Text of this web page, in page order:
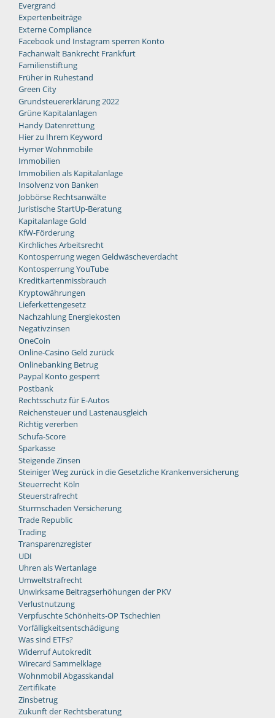
Evergrand
Expertenbeiträge
Externe Compliance
Facebook und Instagram sperren Konto
Fachanwalt Bankrecht Frankfurt
Familienstiftung
Früher in Ruhestand
Green City
Grundsteuererklärung 2022
Grüne Kapitalanlagen
Handy Datenrettung
Hier zu Ihrem Keyword
Hymer Wohnmobile
Immobilien
Immobilien als Kapitalanlage
Insolvenz von Banken
Jobbörse Rechtsanwälte
Juristische StartUp-Beratung
Kapitalanlage Gold
KfW-Förderung
Kirchliches Arbeitsrecht
Kontosperrung wegen Geldwäscheverdacht
Kontosperrung YouTube
Kreditkartenmissbrauch
Kryptowährungen
Lieferkettengesetz
Nachzahlung Energiekosten
Negativzinsen
OneCoin
Online-Casino Geld zurück
Onlinebanking Betrug
Paypal Konto gesperrt
Postbank
Rechtsschutz für E-Autos
Reichensteuer und Lastenausgleich
Richtig vererben
Schufa-Score
Sparkasse
Steigende Zinsen
Steiniger Weg zurück in die Gesetzliche Krankenversicherung
Steuerrecht Köln
Steuerstrafrecht
Sturmschaden Versicherung
Trade Republic
Trading
Transparenzregister
UDI
Uhren als Wertanlage
Umweltstrafrecht
Unwirksame Beitragserhöhungen der PKV
Verlustnutzung
Verpfuschte Schönheits-OP Tschechien
Vorfälligkeitsentschädigung
Was sind ETFs?
Widerruf Autokredit
Wirecard Sammelklage
Wohnmobil Abgasskandal
Zertifikate
Zinsbetrug
Zukunft der Rechtsberatung